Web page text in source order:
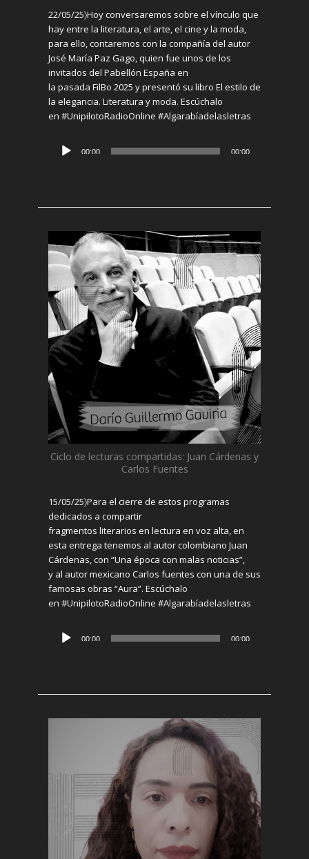
22/05/25〉Hoy conversaremos sobre el vínculo que
hay entre la literatura, el arte, el cine y la moda,
para ello,contaremos con la compañía del autor
José María Paz Gago, quien fue unos de los
invitados del Pabellón España en
la pasada FilBo 2025 y presentó su libro El estilo de
la elegancia. Literatura y moda. Escúchalo
en #UnipilotoRadioOnline #Algarabíadelasletras
Reproductor
00:00 00:00
Ciclo de lecturas compartidas: Juan Cárdenas y
Carlos Fuentes
15/05/25〉Para el cierre de estos programas
dedicados a compartir
fragmentos literarios en lectura en voz alta,en
esta entrega tenemos al autor colombiano Juan
Cárdenas, con “Una época con malas noticias”,
y al autor mexicano Carlos fuentes con una de sus
famosas obras “Aura”. Escúchalo
en #UnipilotoRadioOnline #Algarabíadelasletras
Reproductor
00:00 00:00